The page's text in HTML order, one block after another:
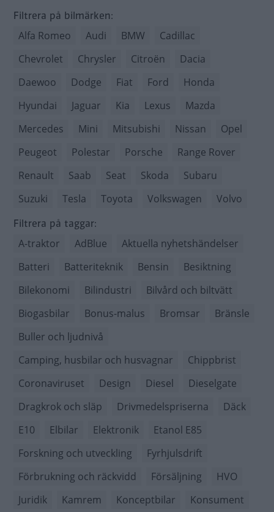
Filtrera på bilmärken:
Alfa Romeo Audi BMW
Cadillac
Chevrolet
Chrysler Citroën
Dacia
Daewoo
Dodge Fiat Ford
Honda
Hyundai
Jaguar Kia Lexus
Mazda
Mercedes
Mini Mitsubishi Nissan
Opel
Peugeot
Polestar Porsche
Range Rover
Renault
Saab Seat Skoda
Subaru
Suzuki
Tesla Toyota Volkswagen Volvo
Filtrera på taggar:
A-traktor AdBlue
Aktuella nyhetshändelser
Batteri
Batteriteknik Bensin
Besiktning
Bilekonomi
Bilindustri
Bilvård och biltvätt
Biogasbilar
Bonus-malus Bromsar
Bränsle
Buller och ljudnivå
Camping, husbilar och husvagnar
Chippbrist
Coronaviruset
Design Diesel
Dieselgate
Dragkrok och släp
Drivmedelspriserna
Däck
E10
Elbilar Elektronik
Etanol E85
Forskning och utveckling
Fyrhjulsdrift
Förbrukning och räckvidd
Försäljning
HVO
Juridik
Kamrem Konceptbilar
Konsument